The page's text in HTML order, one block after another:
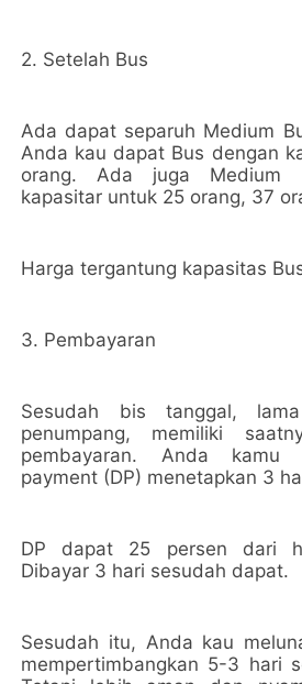
2. Setelah Bus
Ada dapat separuh Medium
Anda kau dapat Bus dengan
orang. Ada juga Medium
kapasitar untuk 25 orang, 37
Harga tergantung kapasitas
3. Pembayaran
Sesudah bis tanggal,
penumpang, memiliki
pembayaran. Anda kamu
payment (DP) menetapkan 3
DP dapat 25 persen dari
Dibayar 3 hari sesudah dapat.
Sesudah itu, Anda kau
mempertimbangkan 5-3 hari